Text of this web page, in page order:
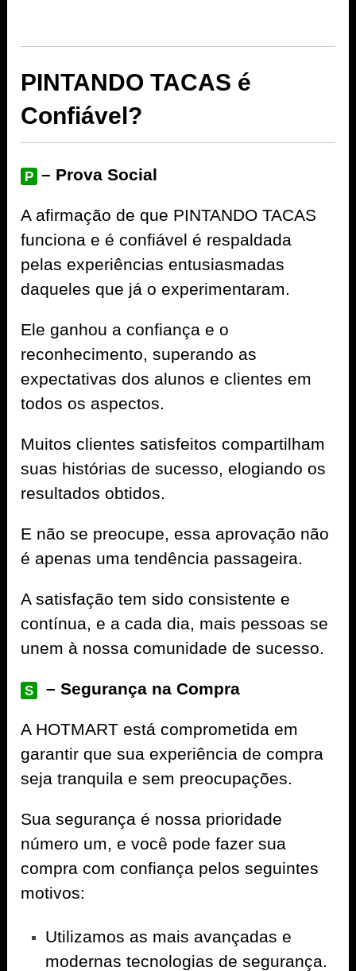
PINTANDO TACAS é
Confiável?
P – Prova Social
A afirmação de que PINTANDO TACAS
funciona e é confiável é respaldada
pelas experiências entusiasmadas
daqueles que já o experimentaram.
Ele ganhou a confiança e o
reconhecimento, superando as
expectativas dos alunos e clientes em
todos os aspectos.
Muitos clientes satisfeitos compartilham
suas histórias de sucesso, elogiando os
resultados obtidos.
E não se preocupe, essa aprovação não
é apenas uma tendência passageira.
A satisfação tem sido consistente e
contínua, e a cada dia, mais pessoas se
unem à nossa comunidade de sucesso.
S – Segurança na Compra
A HOTMART está comprometida em
garantir que sua experiência de compra
seja tranquila e sem preocupações.
Sua segurança é nossa prioridade
número um, e você pode fazer sua
compra com confiança pelos seguintes
motivos:
Utilizamos as mais avançadas e
modernas tecnologias de segurança.